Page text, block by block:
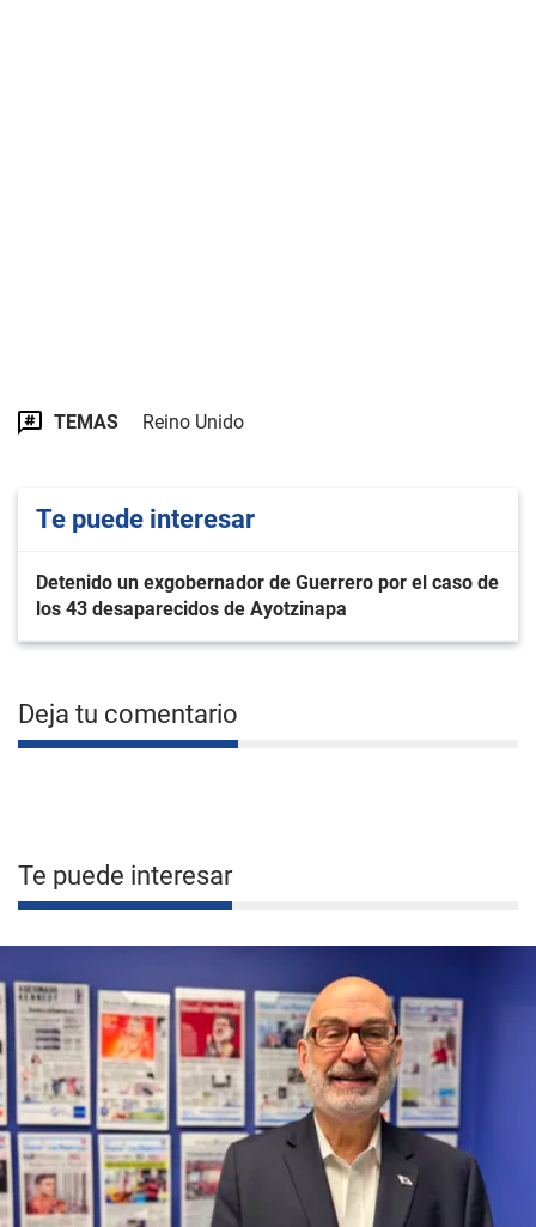
TEMAS Reino Unido
Te puede interesar
Detenido un exgobernador de Guerrero por el caso de
los 43 desaparecidos de Ayotzinapa
Deja tu comentario
Te puede interesar